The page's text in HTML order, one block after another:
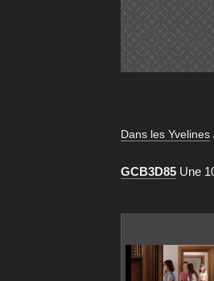
Dans les Yvelines
GCB3D85Une